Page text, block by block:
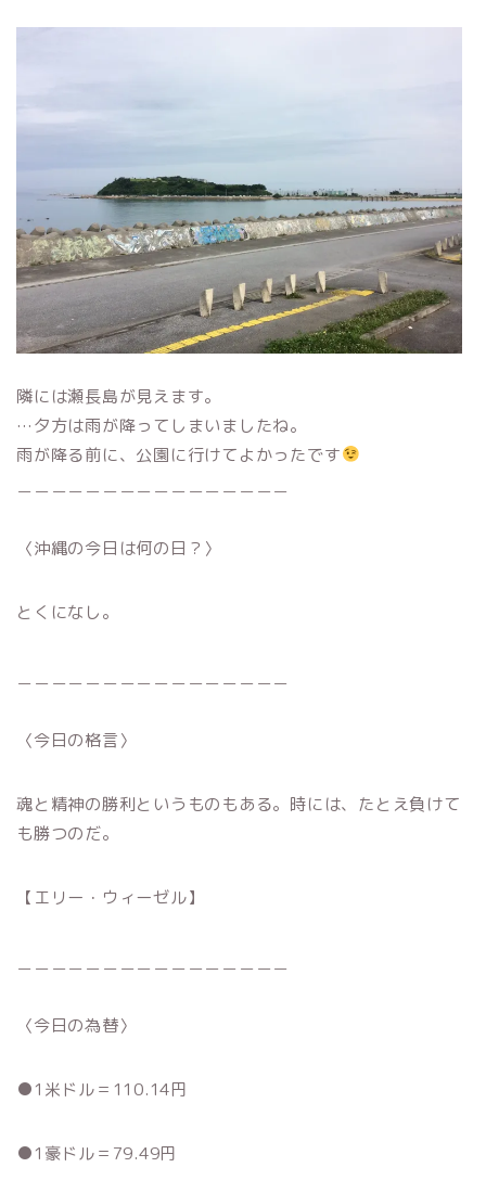
隣には瀬長島が見えます。
…夕方は雨が降ってしまいましたね。
雨が降る前に、公園に行けてよかったです
〈沖縄の今日は何の日？〉
とくになし。
〈今日の格言〉
魂と精神の勝利というものもある。時には、たとえ負けて
も勝つのだ。
【エリー・ウィーゼル】
〈今日の為替〉
●1米ドル＝110.14円
●1豪ドル＝79.49円